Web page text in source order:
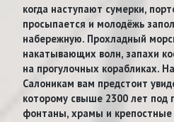
когда наступают сумерки,
просыпается и молодёжь
набережную. Прохладный
накатывающих волн, запахи
на прогулочных корабликах.
Салоникам вам предстоит
которому свыше 2300 лет под
фонтаны, храмы и